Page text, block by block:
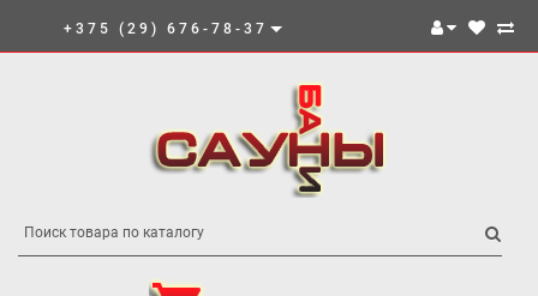
+375 (29) 676-78-37